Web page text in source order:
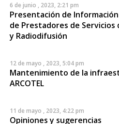
6 de junio , 2023, 2:21 pm
Presentación de
de Prestadores de Servicios
y Radiodifusión
12 de mayo , 2023, 5:04 pm
Mantenimiento de la
ARCOTEL
11 de mayo , 2023, 4:22 pm
Opiniones y sugerencias